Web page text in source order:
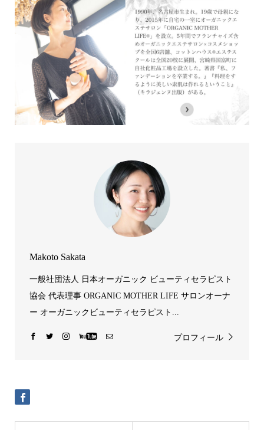
Makoto Sakata
一般社団法人 日本オーガニック ビューティセラピスト
協会 代表理事 ORGANIC MOTHER LIFE サロンオーナ
ー オーガニックビューティセラピスト...
プロフィール